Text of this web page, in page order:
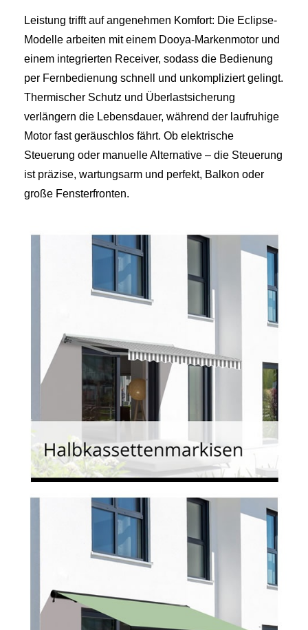
Leistung trifft auf angenehmen Komfort: Die Eclipse-
Modelle arbeiten mit einem Dooya-Markenmotor und
einem integrierten Receiver, sodass die Bedienung
per Fernbedienung schnell und unkompliziert gelingt.
Thermischer Schutz und Überlastsicherung
verlängern die Lebensdauer, während der laufruhige
Motor fast geräuschlos fährt. Ob elektrische
Steuerung oder manuelle Alternative – die Steuerung
ist präzise, wartungsarm und perfekt, Balkon oder
große Fensterfronten.